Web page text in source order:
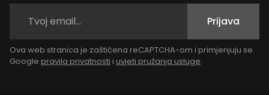
Prijava
Ova web stranica je zaštićena reCAPTCHA-om i primjenjuju se
Google pravila privatnosti i uvjeti pružanja usluge.